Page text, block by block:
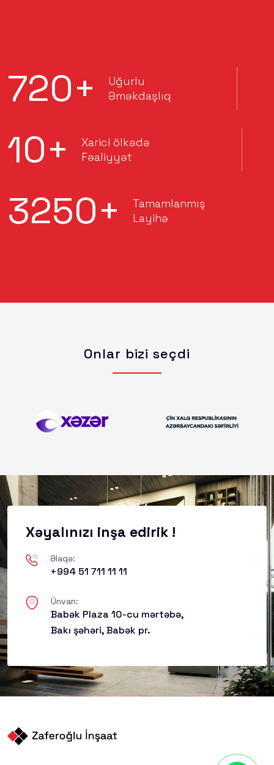
720+
Uğurlu
Əməkdaşlıq
10+
Xarici ölkədə
Fəaliyyət
3250+
Tamamlanmış
Layihə
Onlar bizi seçdi
Xəyalınızı inşa edirik !
Əlaqə:
+994 51 711 11 11
Ünvan:
Babək Plaza 10-cu mərtəbə,
Bakı şəhəri, Babək pr.